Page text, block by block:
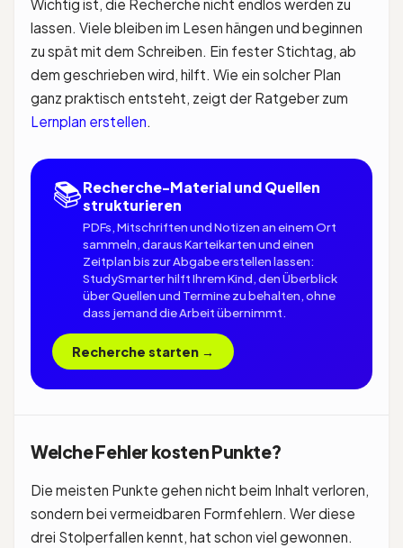
Wichtig ist, die Recherche nicht endlos werden zu
lassen. Viele bleiben im Lesen hängen und beginnen
zu spät mit dem Schreiben. Ein fester Stichtag, ab
dem geschrieben wird, hilft. Wie ein solcher Plan
ganz praktisch entsteht, zeigt der Ratgeber zum
Lernplan erstellen
📚Recherche-Material und Quellen
strukturieren
PDFs, Mitschriften und Notizen an einem Ort
sammeln, daraus Karteikarten und einen
Zeitplan bis zur Abgabe erstellen lassen:
StudySmarter hilft Ihrem Kind, den Überblick
über Quellen und Termine zu behalten, ohne
dass jemand die Arbeit übernimmt.
Recherche starten →
Welche Fehler kosten Punkte?
Die meisten Punkte gehen nicht beim Inhalt verloren,
sondern bei vermeidbaren Formfehlern. Wer diese
drei Stolperfallen kennt, hat schon viel gewonnen.